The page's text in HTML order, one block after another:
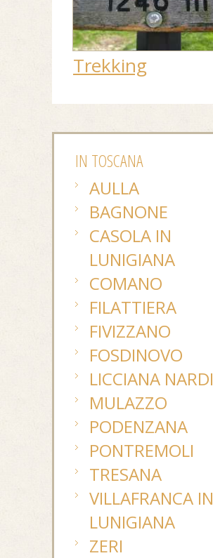
Trekking
IN TOSCANA
AULLA
BAGNONE
CASOLA IN
LUNIGIANA
COMANO
FILATTIERA
FIVIZZANO
FOSDINOVO
LICCIANA NARDI
MULAZZO
PODENZANA
PONTREMOLI
TRESANA
VILLAFRANCA IN
LUNIGIANA
ZERI